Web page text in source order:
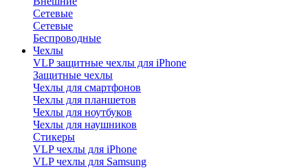
Сетевые
Сетевые
Беспроводные
Чехлы
VLP защитные чехлы для iPhone
Защитные чехлы
Чехлы для смартфонов
Чехлы для планшетов
Чехлы для ноутбуков
Чехлы для наушников
Стикеры
VLP чехлы для iPhone
VLP чехлы для Samsung